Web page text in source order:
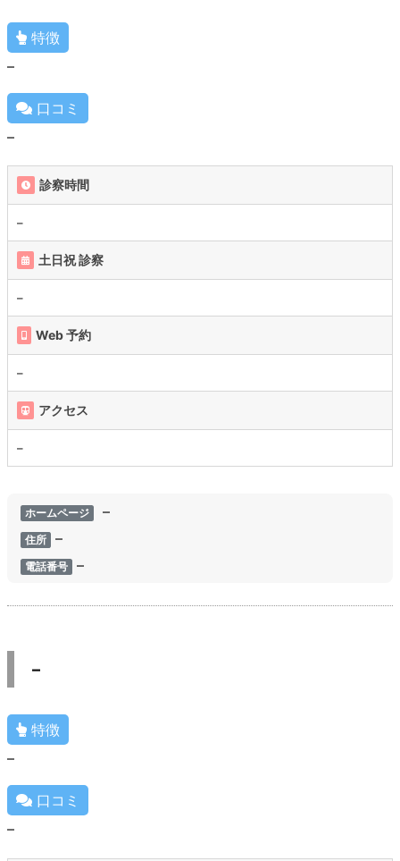
特徴
–
口コミ
–
診察時間
–
土日祝 診察
–
Web 予約
–
アクセス
–
ホームページ –
住所 –
電話番号 –
–
特徴
–
口コミ
–